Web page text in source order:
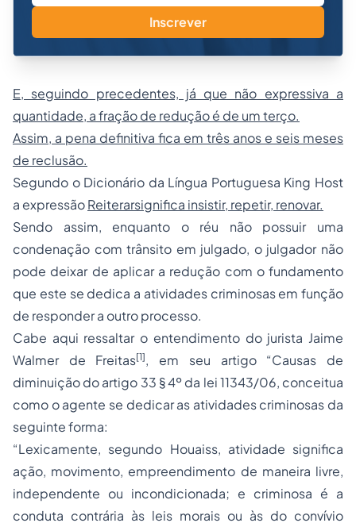
Inscrever
E, seguindo precedentes, já que não expressiva a
quantidade, a fração de redução é de um terço.
Assim, a pena definitiva fica em três anos e seis meses
de reclusão.
Segundo o Dicionário da Língua Portuguesa King Host
a expressãoReiterarsignifica insistir, repetir, renovar.
Sendo assim, enquanto o réu não possuir uma
condenação com trânsito em julgado, o julgador não
pode deixar de aplicar a redução com o fundamento
que este se dedica a atividades criminosas em função
de responder a outro processo.
Cabe aqui ressaltar o entendimento do jurista Jaime
Walmer de Freitas[1], em seu artigo “Causas de
diminuição do artigo 33 § 4º da lei 11343/06, conceitua
como o agente se dedicar as atividades criminosas da
seguinte forma:
“Lexicamente, segundo Houaiss, atividade significa
ação, movimento, empreendimento de maneira livre,
independente ou incondicionada; e criminosa é a
conduta contrária às leis morais ou às do convívio